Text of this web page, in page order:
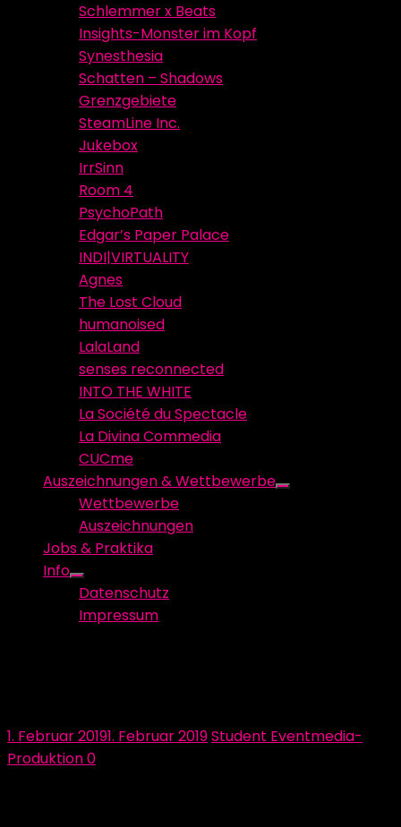
Schlemmer x Beats
Insights-Monster im Kopf
Synesthesia
Schatten – Shadows
Grenzgebiete
SteamLine Inc.
Jukebox
IrrSinn
Room 4
PsychoPath
Edgar’s Paper Palace
INDI|VIRTUALITY
Agnes
The Lost Cloud
humanoised
LalaLand
senses reconnected
INTO THE WHITE
La Société du Spectacle
La Divina Commedia
CUCme
Auszeichnungen & Wettbewerbe
Show
Wettbewerbe
Auszeichnungen
Jobs & Praktika
Info
Show
sub
menu
Datenschutz
Impressum
Posted
on
1. Februar 20191. Februar 2019Author
Student Eventmedia-
Produktion0